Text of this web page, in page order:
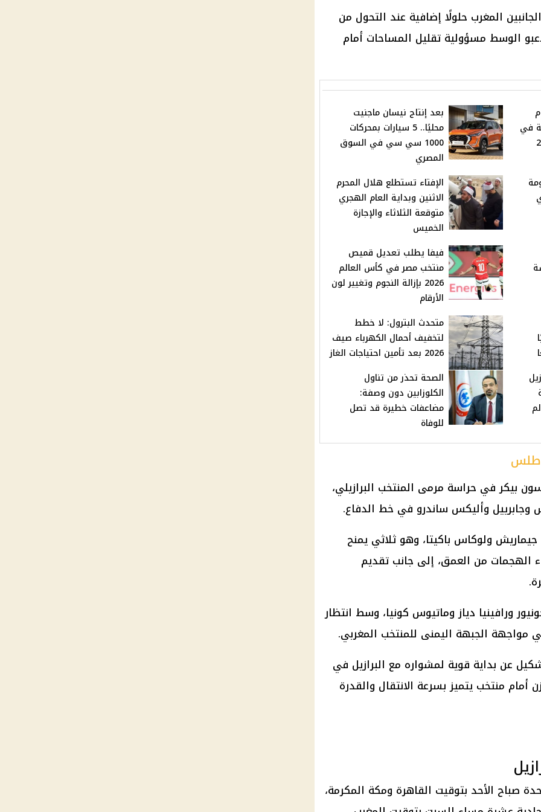
المغرب حلولًا إضافية عند التحول من
الوسط مسؤولية تقليل المساحات أمام
أمام
في
بعد إنتاج نيسان ماجنيت
محليًا.. 5 سيارات بمحركات
1000 سي سي في السوق
المصري
الإفتاء تستطلع هلال المحرم
الاثنين وبداية العام الهجري
متوقعة الثلاثاء والإجازة
الخميس
فيفا يطلب تعديل قميص
منتخب مصر في كأس العالم
2026 بإزالة النجوم وتغيير لون
الأرقام
متحدث البترول: لا خطط
لتخفيف أحمال الكهرباء صيف
2026 بعد تأمين احتياجات الغاز
الصحة تحذر من تناول
الكلوزابين دون وصفة:
مضاعفات خطيرة قد تصل
للوفاة
بيكر في حراسة مرمى المنتخب البرازيلي،
وجابرييل وأليكس ساندرو في خط الدفاع.
ولوكاس باكيتا، وهو ثلاثي يمنح
الهجمات من العمق، إلى جانب تقديم
ورافينيا دياز وماتيوس كونيا، وسط انتظار
الجبهة اليمنى للمنتخب المغربي.
عن بداية قوية لمشواره مع البرازيل في
أمام منتخب يتميز بسرعة الانتقال والقدرة
صباح الأحد بتوقيت القاهرة ومكة المكرمة،